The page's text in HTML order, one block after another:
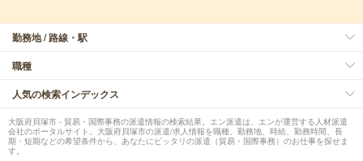
勤務地 / 路線・駅
職種
人気の検索インデックス
大阪府貝塚市 - 貿易・国際事務の派遣情報の検索結果。エン派遣は、エンが運営する人材派遣
会社のポータルサイト。大阪府貝塚市の派遣/求人情報を職種、勤務地、時給、勤務時間、長
期・短期などの希望条件から、あなたにピッタリの派遣（貿易・国際事務）のお仕事を探せま
す。